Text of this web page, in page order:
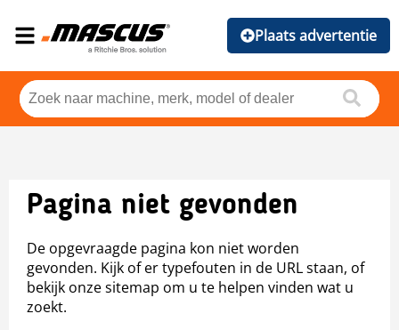
Plaats advertentie
Pagina niet gevonden
De opgevraagde pagina kon niet worden
gevonden. Kijk of er typefouten in de URL staan, of
bekijk onze sitemap om u te helpen vinden wat u
zoekt.